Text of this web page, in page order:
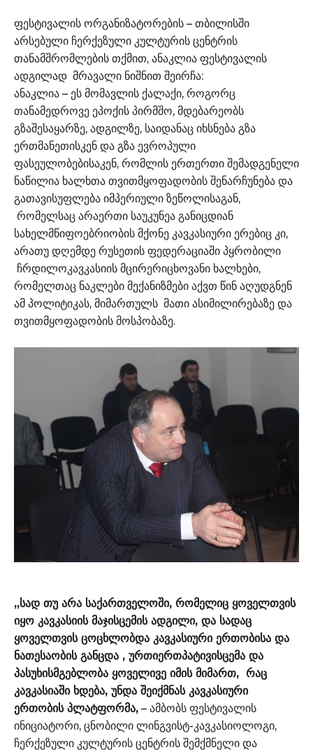
ფესტივალის ორგანიზატორების – თბილისში
არსებული ჩერქეზული კულტურის ცენტრის
თანამშრომლების თქმით, ანაკლია ფესტივალის
ადგილად მრავალი ნიშნით შეირჩა:
ანაკლია – ეს მომავლის ქალაქი, როგორც
თანამედროვე ეპოქის პირმშო, მდებარეობს
გზაშესაყარზე, ადგილზე, საიდანაც იხსნება გზა
ერთმანეთისკენ და გზა ევროპული
ფასეულობებისაკენ, რომლის ერთერთი შემადგენელი
ნაწილია ხალხთა თვითმყოფადობის შენარჩუნება და
გათავისუფლება იმპერიული ზეწოლისაგან,
რომელსაც არაერთი საუკუნეა განიცდიან
სახელმწიფოებრიობის მქონე კავკასიური ერებიც კი,
არათუ დღემდე რუსეთის ფედერაციაში პყრობილი
ჩრდილოკავკასიის მცირერიცხოვანი ხალხები,
რომელთაც ნაკლები მექანიზმები აქვთ წინ აღუდგნენ
ამ პოლიტიკას, მიმართულს მათი ასიმილირებაზე და
თვითმყოფადობის მოსპობაზე.
,,სად თუ არა საქართველოში, რომელიც ყოველთვის
იყო კავკასიის მაჯისცემის ადგილი, და სადაც
ყოველთვის ცოცხლობდა კავკასიური ერთობისა და
ნათესაობის განცდა , ურთიერთპატივისცემა და
პასუხისმგებლობა ყოველივე იმის მიმართ, რაც
კავკასიაში ხდება, უნდა შეიქმნას კავკასიური
ერთობის პლატფორმა, – ამბობს ფესტივალის
ინიციატორი, ცნობილი ლინგვისტ-კავკასიოლოგი,
ჩერქეზული კულტურის ცენტრის შემქმნელი და